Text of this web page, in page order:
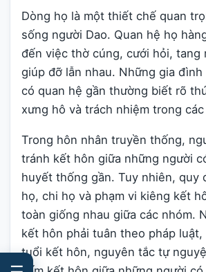
Dòng họ là một thiết chế quan
sống người Dao. Quan hệ họ
đến việc thờ cúng, cưới hỏi, tang
giúp đỡ lẫn nhau. Những gia
có quan hệ gần thường biết rõ
xưng hô và trách nhiệm trong
Trong hôn nhân truyền thống,
tránh kết hôn giữa những người
huyết thống gần. Tuy nhiên, quy
họ, chi họ và phạm vi kiêng kết
toàn giống nhau giữa các nhóm.
kết hôn phải tuân theo pháp luật,
tuổi kết hôn, nguyên tắc tự